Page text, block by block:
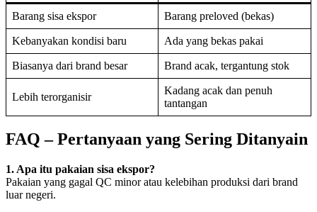
Barang sisa ekspor Barang preloved (bekas)
Kebanyakan kondisi baru Ada yang bekas pakai
Biasanya dari brand besar Brand acak, tergantung stok
Lebih terorganisir
Kadang acak dan penuh
tantangan
FAQ – Pertanyaan yang Sering Ditanyain
1. Apa itu pakaian sisa ekspor?
Pakaian yang gagal QC minor atau kelebihan produksi dari brand
luar negeri.